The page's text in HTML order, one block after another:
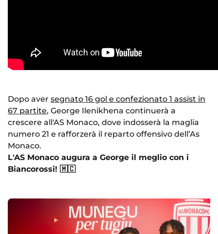
Dopo aver segnato 16 gol e confezionato 1 assist in
67 partite, George Ilenikhena continuerà a
crescere all'AS Monaco, dove indosserà la maglia
numero 21 e rafforzerà il reparto offensivo dell’As
Monaco.
L'AS Monaco augura a George il meglio con i
Biancorossi! 🇲🇨